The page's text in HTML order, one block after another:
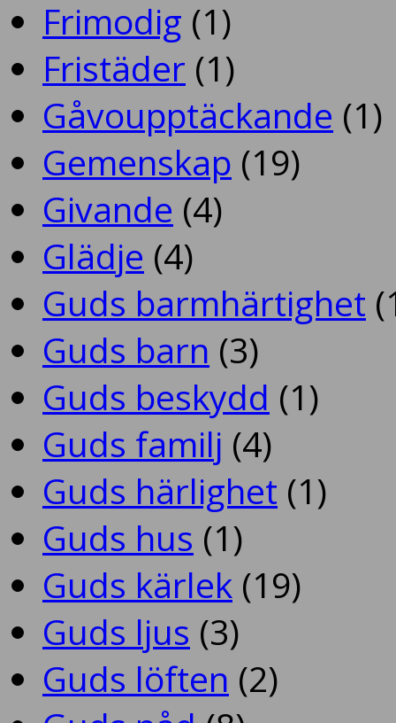
Frimodig (1)
Fristäder (1)
Gåvoupptäckande (1)
Gemenskap (19)
Givande (4)
Glädje (4)
Guds barmhärtighet
Guds barn (3)
Guds beskydd (1)
Guds familj (4)
Guds härlighet (1)
Guds hus (1)
Guds kärlek (19)
Guds ljus (3)
Guds löften (2)